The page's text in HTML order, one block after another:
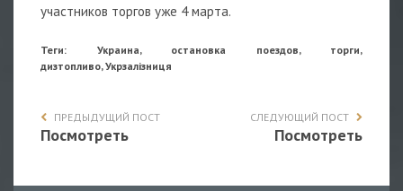
участников торгов уже 4 марта.
Теги: Украина, остановка поездов, торги,
дизтопливо, Укрзалізниця
ПРЕДЫДУЩИЙ ПОСТ
Посмотреть
СЛЕДУЮЩИЙ ПОСТ
Посмотреть